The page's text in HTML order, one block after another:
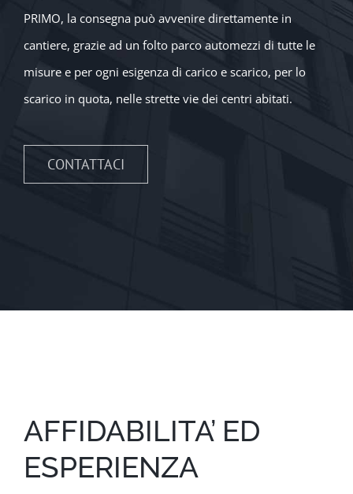
PRIMO, la consegna può avvenire direttamente in
cantiere, grazie ad un folto parco automezzi di tutte le
misure e per ogni esigenza di carico e scarico, per lo
scarico in quota, nelle strette vie dei centri abitati.
CONTATTACI
AFFIDABILITA’ ED
ESPERIENZA